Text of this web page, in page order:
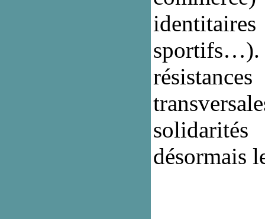
désormais